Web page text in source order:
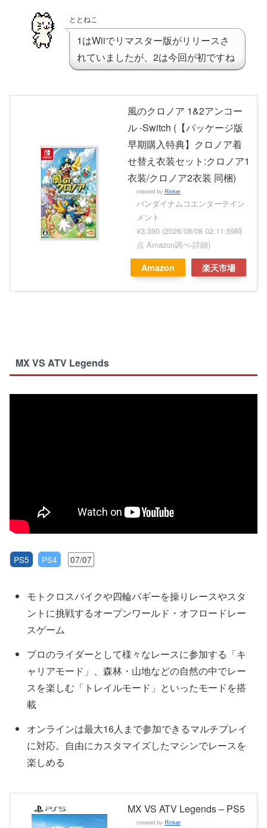
ととねこ
1はWiiでリマスター版がリリースさ
れていましたが、2は今回が初ですね
風のクロノア 1&2アンコー
ル -Switch (【パッケージ版
早期購入特典】クロノア着
せ替え衣装セット:クロノア1
衣装/クロノア2衣装 同梱)
created by Rinker
バンダイナムコエンターテイン
メント
¥3,390 (2026/08/08 02:11:59時
点 Amazon調べ-詳細)
Amazon 楽天市場
MX VS ATV Legends
PS5 PS4 07/07
モトクロスバイクや四輪バギーを操りレースやスタ
ントに挑戦するオープンワールド・オフロードレー
スゲーム
プロのライダーとして様々なレースに参加する「キ
ャリアモード」、森林・山地などの自然の中でレー
スを楽しむ「トレイルモード」といったモードを搭
載
オンラインは最大16人まで参加できるマルチプレイ
に対応。自由にカスタマイズしたマシンでレースを
楽しめる
MX VS ATV Legends – PS5
created by Rinker